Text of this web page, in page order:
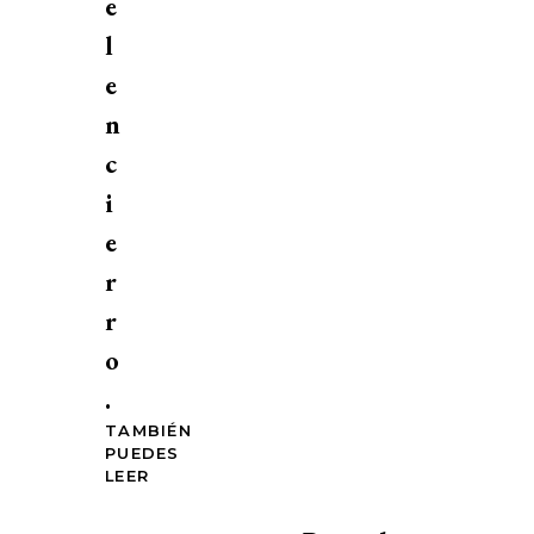
l
e
n
c
i
e
r
r
o
.
TAMBIÉN
PUEDES
LEER